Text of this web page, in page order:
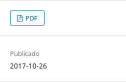
PDF
Publicado
2017-10-26